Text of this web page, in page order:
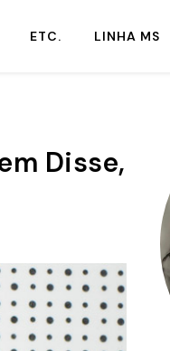
ETC. LINHA MS
Disse,